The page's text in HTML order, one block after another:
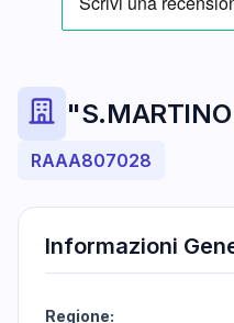
RAAA807028
Informazioni
Regione: